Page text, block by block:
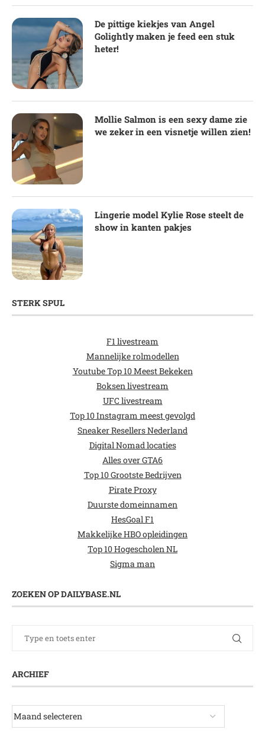
De pittige kiekjes van Angel
Golightly maken je feed een stuk
heter!
Mollie Salmon is een sexy dame zie
we zeker in een visnetje willen zien!
Lingerie model Kylie Rose steelt de
show in kanten pakjes
STERK SPUL
F1 livestream
Mannelijke rolmodellen
Youtube Top 10 Meest Bekeken
Boksen livestream
UFC livestream
Top 10 Instagram meest gevolgd
Sneaker Resellers Nederland
Digital Nomad locaties
Alles over GTA6
Top 10 Grootste Bedrijven
Pirate Proxy
Duurste domeinnamen
HesGoal F1
Makkelijke HBO opleidingen
Top 10 Hogescholen NL
Sigma man
ZOEKEN OP DAILYBASE.NL
ARCHIEF